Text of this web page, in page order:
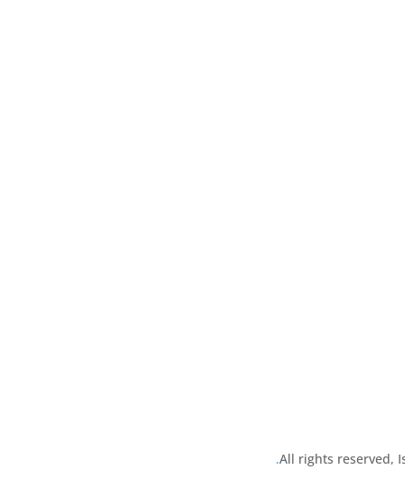
All rights reserved,